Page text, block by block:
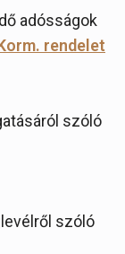
adósságok
rendelet
szóló
szóló